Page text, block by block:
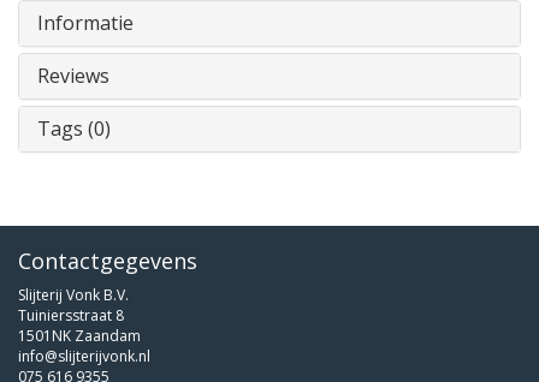
Informatie
Reviews
Tags (0)
Contactgegevens
Slijterij Vonk B.V.
Tuiniersstraat 8
1501NK Zaandam
info@slijterijvonk.nl
075 616 9355